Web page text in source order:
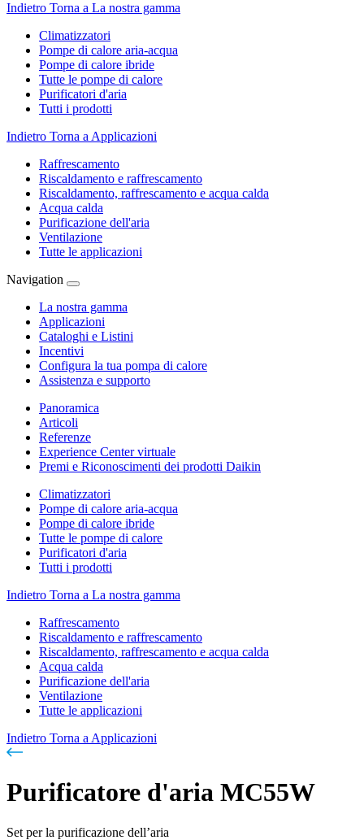
Indietro Torna a La nostra gamma
Climatizzatori
Pompe di calore aria-acqua
Pompe di calore ibride
Tutte le pompe di calore
Purificatori d'aria
Tutti i prodotti
Indietro Torna a Applicazioni
Raffrescamento
Riscaldamento e raffrescamento
Riscaldamento, raffrescamento e acqua calda
Acqua calda
Purificazione dell'aria
Ventilazione
Tutte le applicazioni
Navigation
La nostra gamma
Applicazioni
Cataloghi e Listini
Incentivi
Configura la tua pompa di calore
Assistenza e supporto
Panoramica
Articoli
Referenze
Experience Center virtuale
Premi e Riconoscimenti dei prodotti Daikin
Climatizzatori
Pompe di calore aria-acqua
Pompe di calore ibride
Tutte le pompe di calore
Purificatori d'aria
Tutti i prodotti
Indietro Torna a La nostra gamma
Raffrescamento
Riscaldamento e raffrescamento
Riscaldamento, raffrescamento e acqua calda
Acqua calda
Purificazione dell'aria
Ventilazione
Tutte le applicazioni
Indietro Torna a Applicazioni
Purificatore d'aria MC55W
Set per la purificazione dell’aria